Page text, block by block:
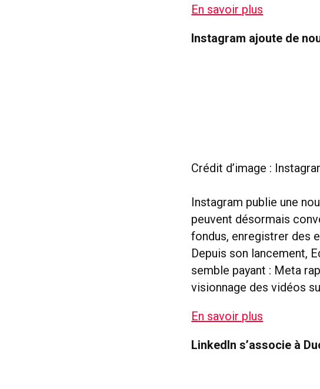
En savoir plus
Instagram ajoute de
Crédit d’image :
Instagram publie une
peuvent désormais
fondus, enregistrer des
Depuis son lancement,
semble payant : Meta
visionnage des vidéos
En savoir plus
LinkedIn s’associe à